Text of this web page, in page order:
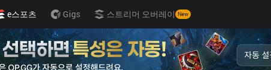
e스포츠 Gigs 스트리머 오버레이 New